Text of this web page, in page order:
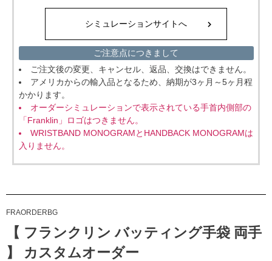
シミュレーションサイトへ
ご注意点につきまして
ご注文後の変更、キャンセル、返品、交換はできません。
アメリカからの輸入品となるため、納期が3ヶ月～5ヶ月程
かかります。
オーダーシミュレーションで表示されている手首内側部の
「Franklin」ロゴはつきません。
WRISTBAND MONOGRAMとHANDBACK MONOGRAMは
入りません。
FRAORDERBG
【 フランクリン バッティング手袋 両手
】 カスタムオーダー